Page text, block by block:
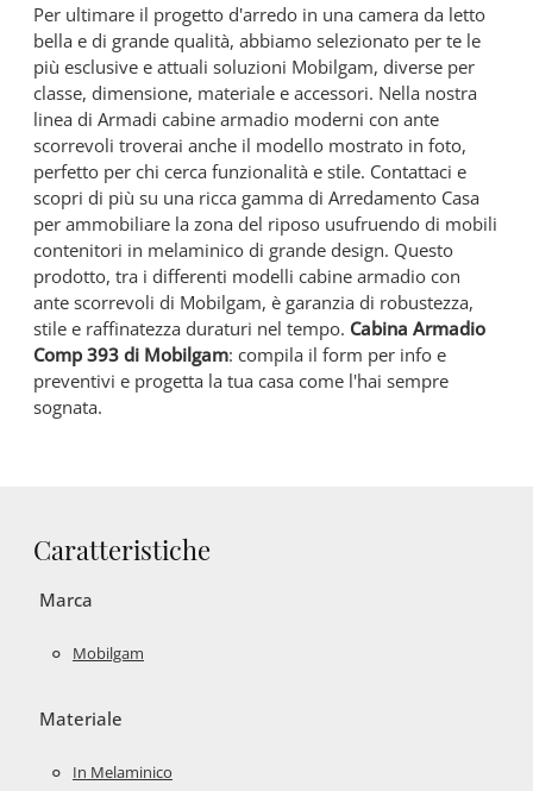
Per ultimare il progetto d'arredo in una camera da letto
bella e di grande qualità, abbiamo selezionato per te le
più esclusive e attuali soluzioni Mobilgam, diverse per
classe, dimensione, materiale e accessori. Nella nostra
linea di Armadi cabine armadio moderni con ante
scorrevoli troverai anche il modello mostrato in foto,
perfetto per chi cerca funzionalità e stile. Contattaci e
scopri di più su una ricca gamma di Arredamento Casa
per ammobiliare la zona del riposo usufruendo di mobili
contenitori in melaminico di grande design. Questo
prodotto, tra i differenti modelli cabine armadio con
ante scorrevoli di Mobilgam, è garanzia di robustezza,
stile e raffinatezza duraturi nel tempo. Cabina Armadio
Comp 393 di Mobilgam: compila il form per info e
preventivi e progetta la tua casa come l'hai sempre
sognata.
Caratteristiche
Marca
Mobilgam
Materiale
In Melaminico